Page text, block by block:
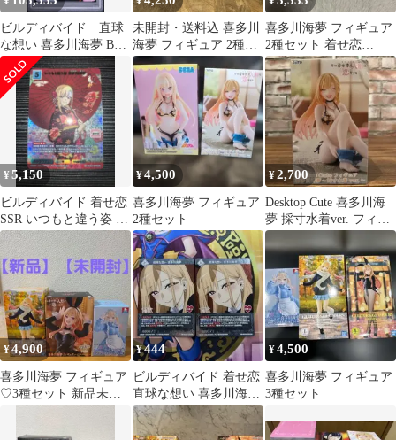
ビルディバイド 直球
な想い 喜多川海夢 BR
サイン 着せ恋 psa10
#056
未開封・送料込 喜多川
海夢 フィギュア 2種セ
ット
喜多川海夢 フィギュア
2種セット 着せ恋
SEGA
¥5,150
ビルディバイド 着せ恋
SSR いつもと違う姿 喜
多川海夢
¥4,500
喜多川海夢 フィギュア
2種セット
¥2,700
Desktop Cute 喜多川海
夢 採寸水着ver. フィギ
ュア
¥4,900
喜多川海夢 フィギュア
♡3種セット 新品未開
¥444
ビルディバイド 着せ恋
直球な想い 喜多川海夢
056SR 2枚
¥4,500
喜多川海夢 フィギュア
3種セット